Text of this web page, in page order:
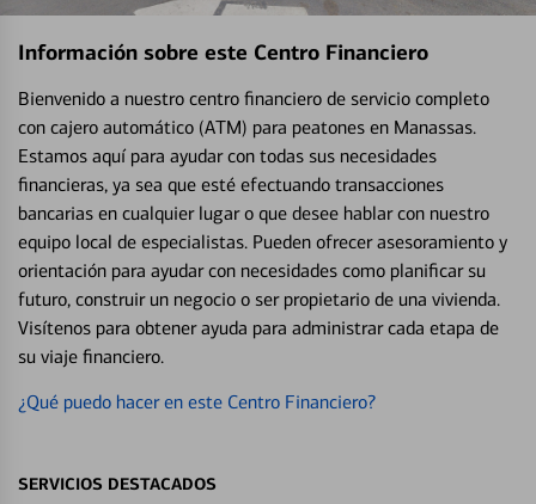
Información sobre este Centro Financiero
Bienvenido a nuestro centro financiero de servicio completo
con cajero automático (ATM) para peatones en Manassas.
Estamos aquí para ayudar con todas sus necesidades
financieras, ya sea que esté efectuando transacciones
bancarias en cualquier lugar o que desee hablar con nuestro
equipo local de especialistas. Pueden ofrecer asesoramiento y
orientación para ayudar con necesidades como planificar su
futuro, construir un negocio o ser propietario de una vivienda.
Visítenos para obtener ayuda para administrar cada etapa de
su viaje financiero.
¿Qué puedo hacer en este Centro Financiero?
SERVICIOS DESTACADOS